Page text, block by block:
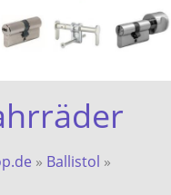
» Ballistol »